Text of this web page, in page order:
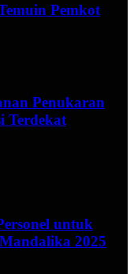
Pemkot
Penukaran
Terdekat
untuk
2025